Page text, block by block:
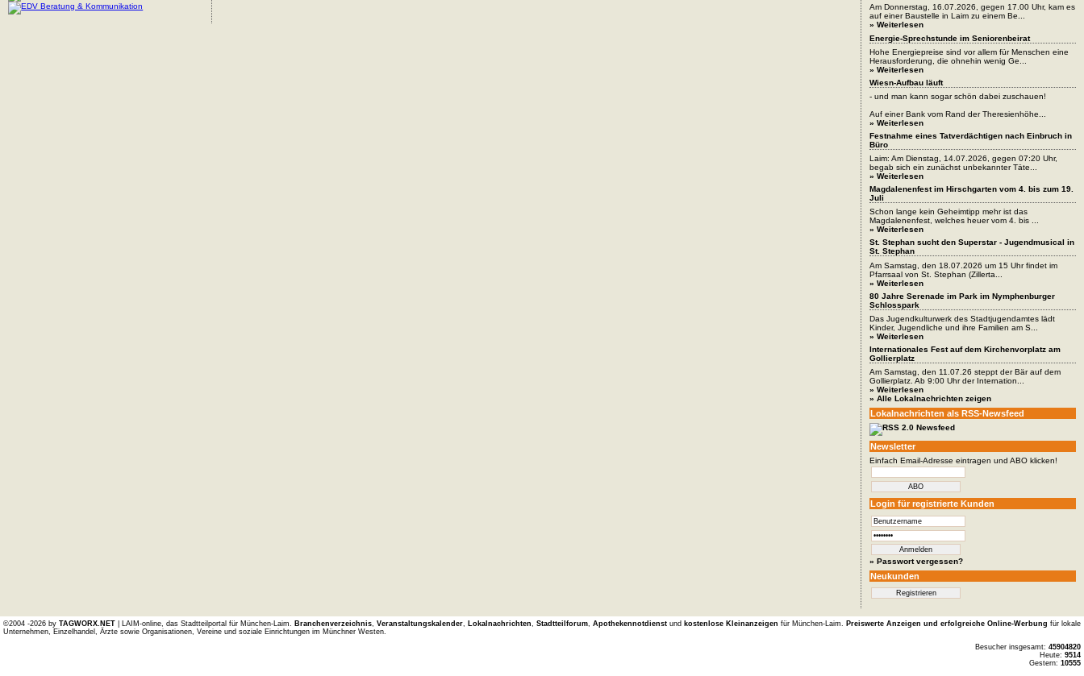
Am Donnerstag, 16.07.2026, gegen 17.00 Uhr, kam es
auf einer Baustelle in Laim zu einem Be...
» Weiterlesen
Energie-Sprechstunde im Seniorenbeirat
Hohe Energiepreise sind vor allem für Menschen eine
Herausforderung, die ohnehin wenig Ge...
» Weiterlesen
Wiesn-Aufbau läuft
- und man kann sogar schön dabei zuschauen!
Auf einer Bank vom Rand der Theresienhöhe...
» Weiterlesen
Festnahme eines Tatverdächtigen nach Einbruch in
Büro
Laim: Am Dienstag, 14.07.2026, gegen 07:20 Uhr,
begab sich ein zunächst unbekannter Täte...
» Weiterlesen
Magdalenenfest im Hirschgarten vom 4. bis zum 19.
Juli
Schon lange kein Geheimtipp mehr ist das
Magdalenenfest, welches heuer vom 4. bis ...
» Weiterlesen
St. Stephan sucht den Superstar - Jugendmusical in
St. Stephan
Am Samstag, den 18.07.2026 um 15 Uhr findet im
Pfarrsaal von St. Stephan (Zillerta...
» Weiterlesen
80 Jahre Serenade im Park im Nymphenburger
Schlosspark
Das Jugendkulturwerk des Stadtjugendamtes lädt
Kinder, Jugendliche und ihre Familien am S...
» Weiterlesen
Internationales Fest auf dem Kirchenvorplatz am
Gollierplatz
Am Samstag, den 11.07.26 steppt der Bär auf dem
Gollierplatz. Ab 9:00 Uhr der Internation...
» Weiterlesen
» Alle Lokalnachrichten zeigen
Lokalnachrichten als RSS-Newsfeed
Newsletter
Einfach Email-Adresse eintragen und ABO klicken!
Login für registrierte Kunden
» Passwort vergessen?
Neukunden
©2004 -2026 by TAGWORX.NET| LAIM-online, das Stadtteilportal für München-Laim. Branchenverzeichnis, Veranstaltungskalender, Lokalnachrichten Stadtteilforum, Apothekennotdienstund kostenlose Kleinanzeigen für München-Laim. Preiswerte Anzeigen und erfolgreiche Online-Werbung für lokale
Unternehmen, Einzelhandel, Ärzte sowie Organisationen, Vereine und soziale Einrichtungen im Münchner Westen.
Besucher insgesamt:45904820
Heute:9514
Gestern:10555